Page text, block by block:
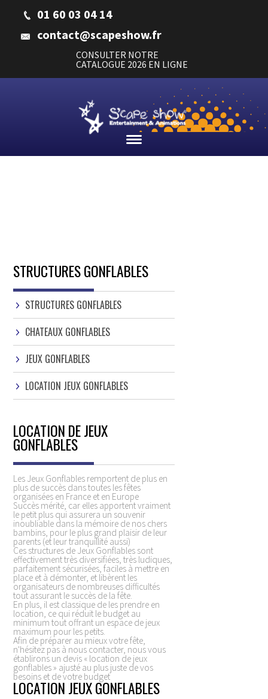
01 60 03 04 14
contact@scapeshow.fr
CONSULTER NOTRE
CATALOGUE 2026 EN LIGNE
STRUCTURES GONFLABLES
STRUCTURES GONFLABLES
CHATEAUX GONFLABLES
JEUX GONFLABLES
LOCATION JEUX GONFLABLES
LOCATION DE JEUX
GONFLABLES
Les Jeux Gonflables remportent de plus en
plus de succès dans toutes les fêtes
organisées en France et en Europe
Succès mérité, car elles apportent vraiment
le petit plus qui assurera un souvenir
inoubliable dans la mémoire de nos chers
bambins, pour le plus grand plaisir de leur
parents (et leur tranquillité aussi)
Ces structures de Jeux Gonflables sont
effectivement très diversifiées, très ludiques,
parfaitement sécurisées, faciles à mettre en
place et à démonter, et libèrent les
organisateurs de nombreuses difficultés
tout assurant le succès de la fête.
En plus, il est classique de les prendre en
location, ce qui réduit le budget au
minimum tout offrant un espace de jeux
maximum pour les petits.
Afin de préparer au mieux votre fête,
n'hésitez pas à nous contacter, nous vous
établirons un devis « location de jeux
gonflables » ajusté au plus juste de vos
besoins et de votre budget
LOCATION JEUX GONFLABLES